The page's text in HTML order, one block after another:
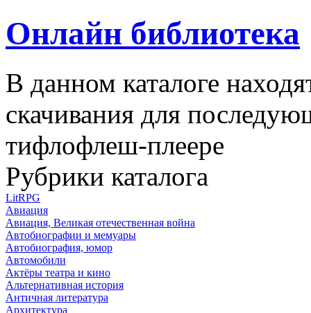
Онлайн библиотека
В данном каталоге
скачивания для
тифлофлеш-плеере
Рубрики каталога
LitRPG
Авиация
Авиация, Великая отечественная война
Автобиографии и мемуары
Автобиография, юмор
Автомобили
Актёры театра и кино
Альтернативная история
Античная литература
Архитектура